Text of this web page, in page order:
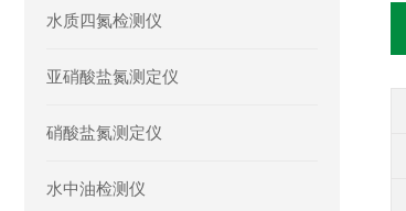
水质四氮检测仪
亚硝酸盐氮测定仪
硝酸盐氮测定仪
水中油检测仪